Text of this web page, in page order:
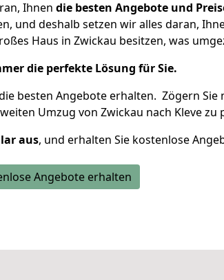
Ihnen die besten Angebote und
und deshalb setzen wir alles daran,
Haus in Zwickau besitzen, was
die perfekte Lösung für Sie.
besten Angebote erhalten. Zögern Sie
Umzug von Zwickau nach Kleve zu
aus, und erhalten Sie kostenlose
Angebote erhalten